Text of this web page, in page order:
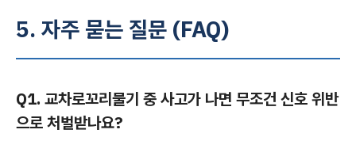
5. 자주 묻는 질문 (FAQ)
Q1. 교차로꼬리물기 중 사고가 나면 무조건 신호 위반
으로 처벌받나요?